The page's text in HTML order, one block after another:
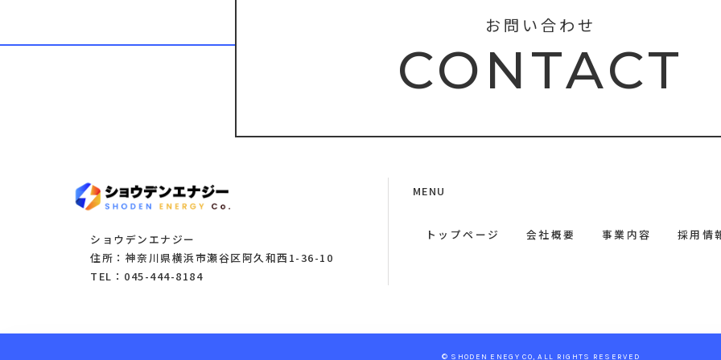
お問い合わせ
CONTACT
ショウデンエナジー
住所：神奈川県横浜市瀬谷区阿久和西1-36-10
TEL：045-444-8184
MENU
トップページ 会社概要 事業内容 採用情
© SHODEN ENEGY CO, ALL RIGHTS RESERVED